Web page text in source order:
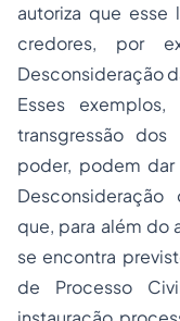
autoriza que
credores, por
Desconsideração
Esses
transgressão
poder, podem
Desconsideração
que, para além
se encontra
de Processo